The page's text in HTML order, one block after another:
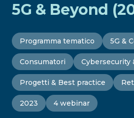
5G & Beyond
Programma tematico 5G &
Consumatori Cybersecurity
Progetti & Best practice
2023 4 webinar